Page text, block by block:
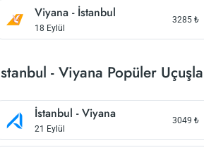
Viyana - İstanbul
18 Eylül
3285 ₺
- Viyana Popüler
İstanbul - Viyana
21 Eylül
3049 ₺